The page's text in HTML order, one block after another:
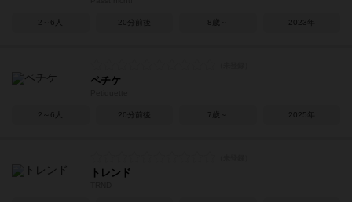
2～6人 20分前後 8歳～ 2023年
ペチケ
2～6人 20分前後 7歳～ 2025年
トレンド